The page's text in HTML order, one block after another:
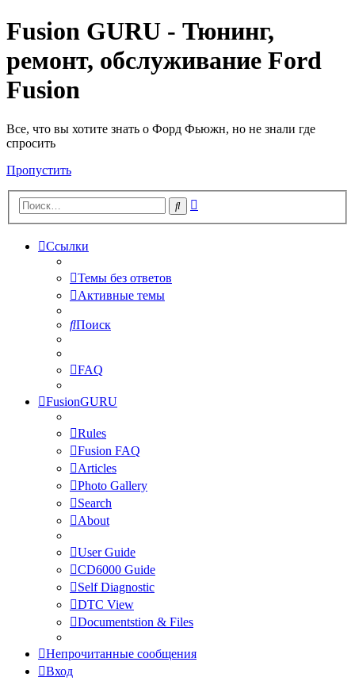
Fusion GURU - Тюнинг,
ремонт, обслуживание Ford
Fusion
Все, что вы хотите знать о Форд Фьюжн, но не знали где
спросить
Пропустить
Поиск
Ссылки
Темы без ответов
Активные темы
Поиск
FAQ
FusionGURU
Rules
Fusion FAQ
Articles
Photo Gallery
Search
About
User Guide
CD6000 Guide
Self Diagnostic
DTC View
Documentstion & Files
Непрочитанные сообщения
Вход